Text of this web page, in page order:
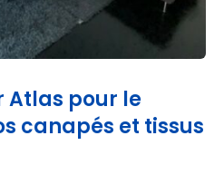
Atlas pour le
canapés et tissus